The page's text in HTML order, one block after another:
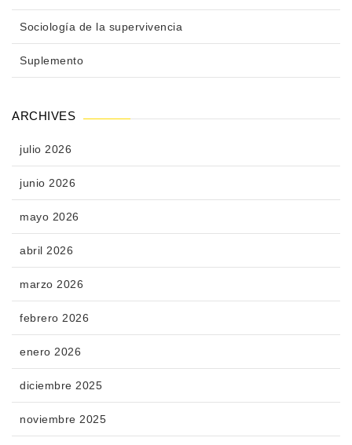
Sociología de la supervivencia
Suplemento
ARCHIVES
julio 2026
junio 2026
mayo 2026
abril 2026
marzo 2026
febrero 2026
enero 2026
diciembre 2025
noviembre 2025